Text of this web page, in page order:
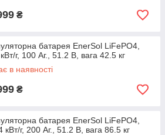
₴
батарея EnerSol LiFePO4,
г, 100 Аг., 51.2 В, вага 42.5 кг
в наявності
₴
батарея EnerSol LiFePO4,
кВт/г, 200 Аг., 51.2 В, вага 86.5 кг